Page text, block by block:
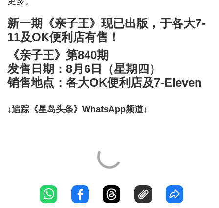
新一期《亲子王》现已出版，于各大7-
11及OK便利店有售！
《亲子王》第840期
发售日期：8月6日（星期四）
销售地点：各大OK便利店及7-Eleven
↓追踪《星岛头条》WhatsApp频道↓